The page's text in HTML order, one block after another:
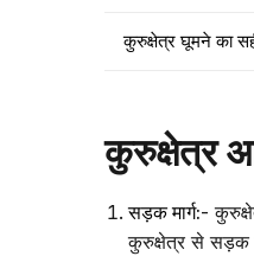
कुरुक्षेत्र घूमने का
कुरुक्षेत्र
सड़क मार्ग:-
कुरुक्षेत्र से सड़क